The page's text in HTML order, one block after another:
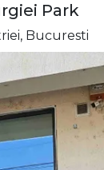
Park
Bucuresti